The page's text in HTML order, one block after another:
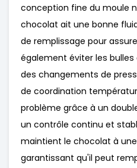
conception fine du moule
chocolat ait une bonne
de remplissage pour
également éviter les
des changements de
de coordination
problème grâce à un
un contrôle continu et
maintient le chocolat à
garantissant qu'il peut